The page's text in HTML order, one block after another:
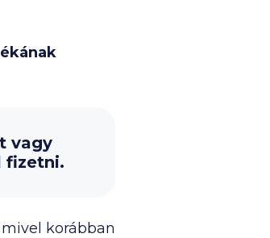
vagy
fizetni.
korábban